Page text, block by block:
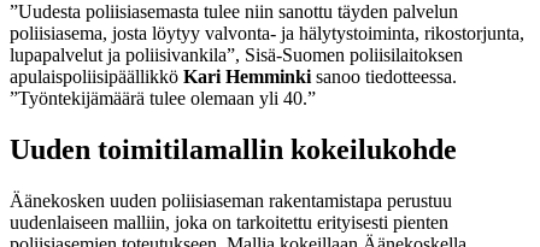
”Uudesta poliisiasemasta tulee niin sanottu täyden palvelun
poliisiasema, josta löytyy valvonta- ja hälytystoiminta, rikostorjunta,
lupapalvelut ja poliisivankila”, Sisä-Suomen poliisilaitoksen
apulaispoliisipäällikkö Kari Hemminki sanoo tiedotteessa.
”Työntekijämäärä tulee olemaan yli 40.”
Uuden toimitilamallin kokeilukohde
Äänekosken uuden poliisiaseman rakentamistapa perustuu
uudenlaiseen malliin, joka on tarkoitettu erityisesti pienten